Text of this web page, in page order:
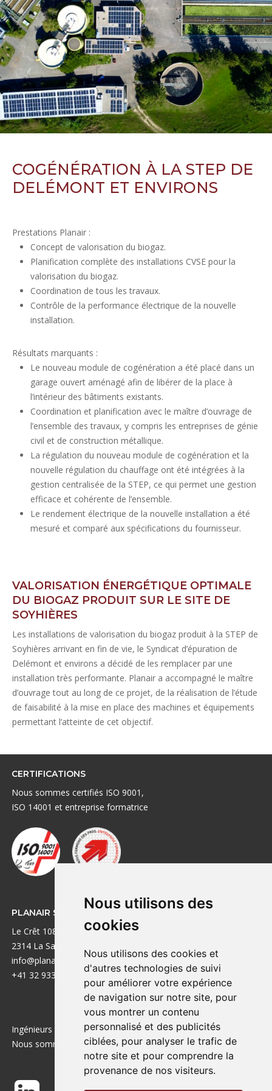
Nous utilisons des
cookies
Nous utilisons des cookies et
d'autres technologies de suivi
pour améliorer votre expérience
de navigation sur notre site, pour
vous montrer un contenu
personnalisé et des publicités
ciblées, pour analyser le trafic de
notre site et pour comprendre la
provenance de nos visiteurs.
COGÉNÉRATION À LA STEP DE
DELÉMONT ET ENVIRONS
Prestations Planair :
Concept de valorisation du biogaz.
Planification complète des installations CVSE pour la
valorisation du biogaz.
Coordination de tous les travaux.
Contrôle de la performance électrique de la nouvelle
installation.
Résultats marquants :
Le nouveau module de cogénération a été placé dans un
garage ouvert aménagé afin de libérer de la place à
l’intérieur des bâtiments existants.
Coordination et planification avec le maître d’ouvrage de
l’ensemble des travaux, y compris les entreprises de génie
civil et de construction métallique.
La régulation du nouveau module de cogénération et la
nouvelle régulation du chauffage ont été intégrées à la
gestion centralisée de la STEP, ce qui permet une gestion
efficace et cohérente de l’ensemble.
Le rendement électrique de la nouvelle installation a été
mesuré et comparé aux spécifications du fournisseur.
VALORISATION ÉNERGÉTIQUE OPTIMALE
DU BIOGAZ PRODUIT SUR LE SITE DE
SOYHIÈRES
Les installations de valorisation du biogaz produit à la STEP de
Soyhières arrivant en fin de vie, le Syndicat d’épuration de
Delémont et environs a décidé de les remplacer par une
installation très performante. Planair a accompagné le maître
d’ouvrage tout au long de ce projet, de la réalisation de l’étude
de faisabilité à la mise en place des machines et équipements
permettant l’atteinte de cet objectif.
CERTIFICATIONS
Nous sommes certifiés ISO 9001,
ISO 14001 et entreprise formatrice
PLANAIR SA
Le Crêt 108A
2314 La Sagne
info@planair.ch
+41 32 933 88 40
LIENS UTILES
Réalisations
A propos
Emplois
Contact
Ingénieurs de la transition énergétique depuis 1985.
Nous sommes aussi actifs en France !